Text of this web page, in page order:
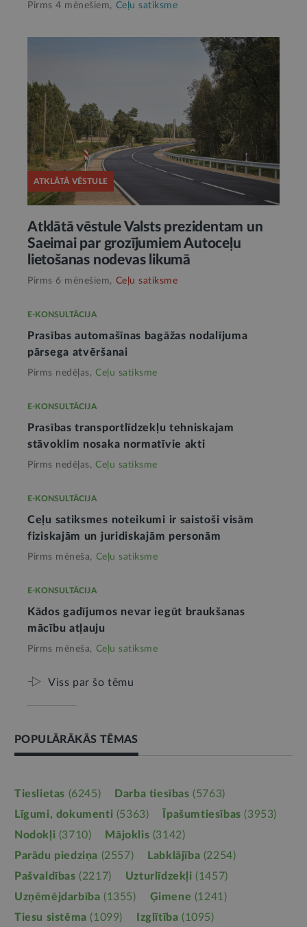
Pirms 4 mēnešiem, Ceļu satiksme
ATKLĀTĀ VĒSTULE
Atklātā vēstule Valsts prezidentam un
Saeimai par grozījumiem Autoceļu
lietošanas nodevas likumā
Pirms 6 mēnešiem, Ceļu satiksme
E-KONSULTĀCIJA
Prasības automašīnas bagāžas nodalījuma
pārsega atvēršanai
Pirms nedēļas, Ceļu satiksme
E-KONSULTĀCIJA
Prasības transportlīdzekļu tehniskajam
stāvoklim nosaka normatīvie akti
Pirms nedēļas, Ceļu satiksme
E-KONSULTĀCIJA
Ceļu satiksmes noteikumi ir saistoši visām
fiziskajām un juridiskajām personām
Pirms mēneša, Ceļu satiksme
E-KONSULTĀCIJA
Kādos gadījumos nevar iegūt braukšanas
mācību atļauju
Pirms mēneša, Ceļu satiksme
Viss par šo tēmu
POPULĀRĀKĀS TĒMAS
Tieslietas (6245) Darba tiesības (5763)
Līgumi, dokumenti (5363) Īpašumtiesības (3953)
Nodokļi (3710) Mājoklis (3142)
Parādu piedziņa (2557) Labklājība (2254)
Pašvaldības (2217) Uzturlīdzekļi (1457)
Uzņēmējdarbība (1355) Ģimene (1241)
Tiesu sistēma (1099) Izglītība (1095)